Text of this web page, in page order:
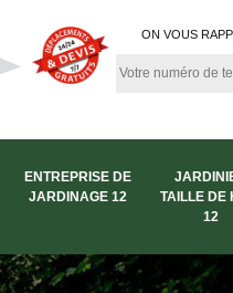
ON VOUS
ENTREPRISE DE
JARDINAGE 12
TAILLE DE
12